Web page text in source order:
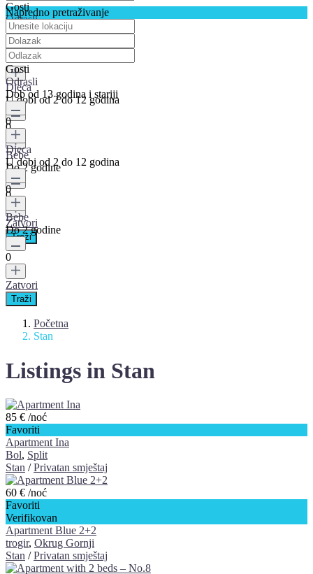
Gosti
Odrasli
Dob od 13 godina i stariji
0
Djeca
U dobi od 2 do 12 godina
0
Bebe
Do 2 godine
0
Zatvori
Napredno pretraživanje
Gosti
Odrasli
Dob od 13 godina i stariji
0
Djeca
U dobi od 2 do 12 godina
0
Bebe
Do 2 godine
0
Zatvori
Početna
Stan
Listings in Stan
85 € /noć
Favoriti
Apartment Ina
Bol, Split
Stan /Privatan smještaj
60 € /noć
Favoriti
Verifikovan
Apartment Blue 2+2
trogir, Okrug Gornji
Stan /Privatan smještaj